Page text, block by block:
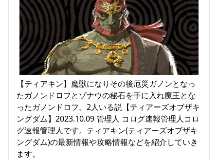
【ティアキン】魔獣になりその後厄災ガノンとなっ
たガノンドロフとゾナウの秘石を手に入れ魔王とな
ったガノンドロフ。2人いる説【ティアーズオブザキ
ングダム】2023.10.09 管理人 コログ速報管理人コロ
グ速報管理人です。ティアキン(ティアーズオブザキ
ングダム)の最新情報や攻略情報などを紹介していき
ます。